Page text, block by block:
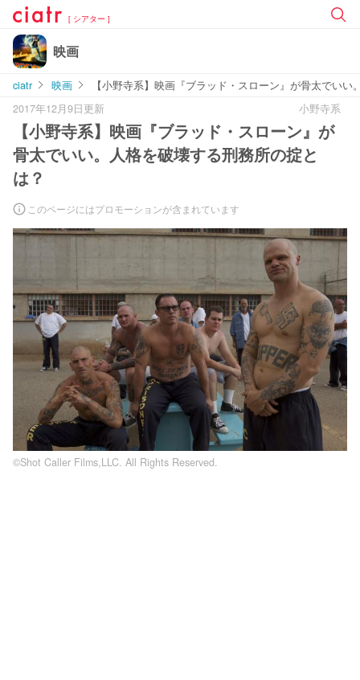
[ シアター ]
映画
ciatr 映画
【小野寺系】映画『ブラッド・スローン』が骨太でい
2017年12月9日更新
小野寺系
【小野寺系】映画『ブラッド・スローン』が
骨太でいい。人格を破壊する刑務所の掟と
は？
このページにはプロモーションが含まれています
©Shot Caller Films,LLC. All Rights Reserved.